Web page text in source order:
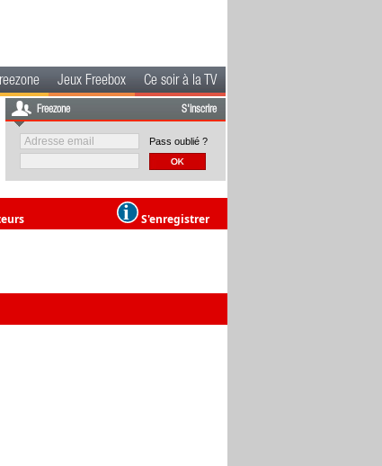
Jeux Freebox Ce soir à la TV
Freezone S'inscrire
Pass oublié ?
S'enregistrer